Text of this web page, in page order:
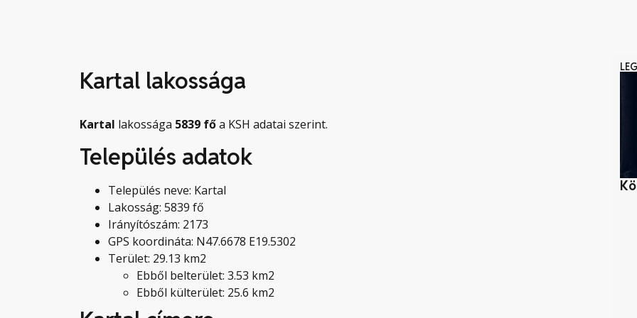
Kartal lakossága
Kartal lakossága 5839 főa KSH adatai szerint.
Település adatok
Település neve: Kartal
Lakosság: 5839 fő
Irányítószám: 2173
GPS koordináta: N47.6678 E19.5302
Terület: 29.13 km2
Ebből belterület: 3.53 km2
Ebből külterület: 25.6 km2